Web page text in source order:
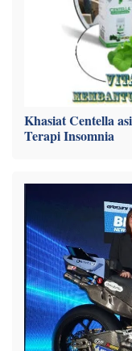
Khasiat Centella
Terapi Insomnia